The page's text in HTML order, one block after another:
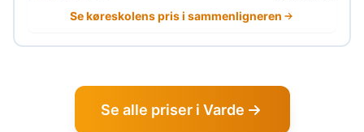
Se køreskolens pris i sammenligneren
Se alle priser i Varde